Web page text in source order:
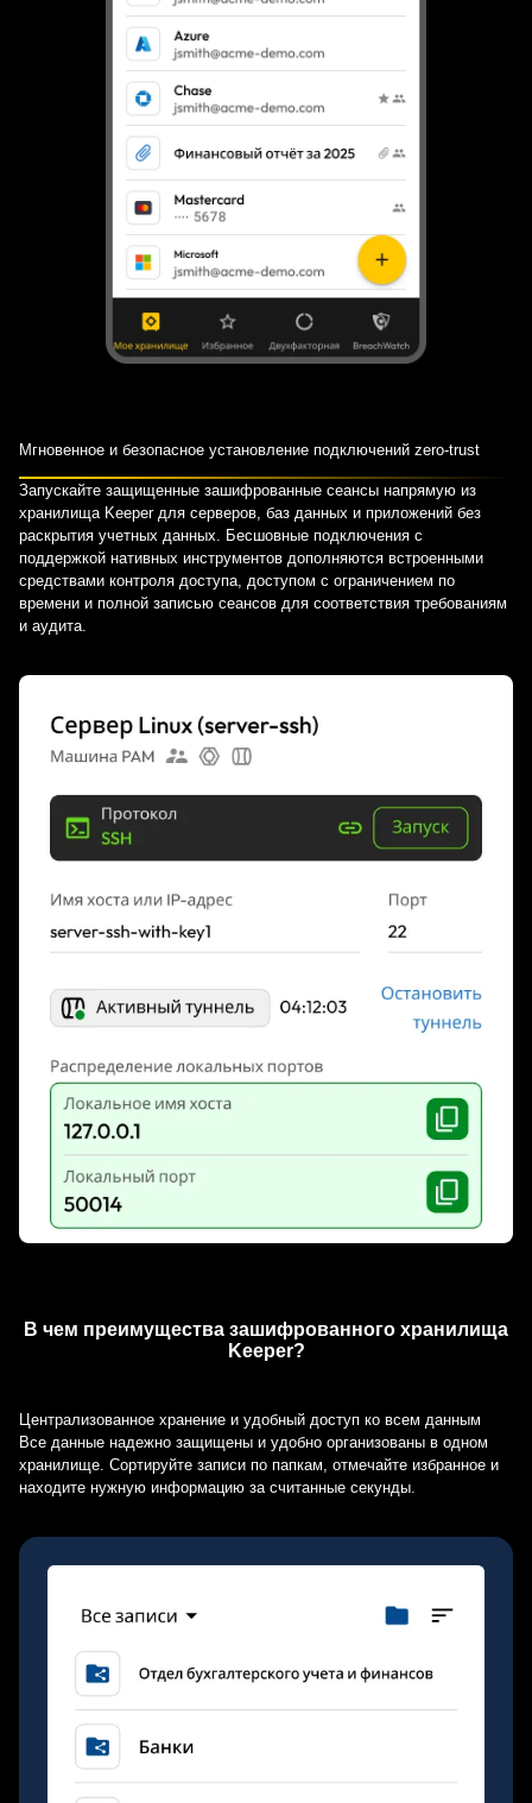
Мгновенное и безопасное установление подключений zero-trust
Запускайте защищенные зашифрованные сеансы напрямую из
хранилища Keeper для серверов, баз данных и приложений без
раскрытия учетных данных. Бесшовные подключения с
поддержкой нативных инструментов дополняются встроенными
средствами контроля доступа, доступом с ограничением по
времени и полной записью сеансов для соответствия требованиям
и аудита.
В чем преимущества зашифрованного хранилища
Keeper?
Централизованное хранение и удобный доступ ко всем данным
Все данные надежно защищены и удобно организованы в одном
хранилище. Сортируйте записи по папкам, отмечайте избранное и
находите нужную информацию за считанные секунды.